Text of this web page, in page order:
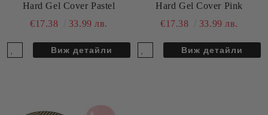
Hard Gel Cover Pastel
€17.38
33.99 лв.
Виж детайли
Hard Gel Cover Pink
€17.38
33.99 лв.
Виж детайли